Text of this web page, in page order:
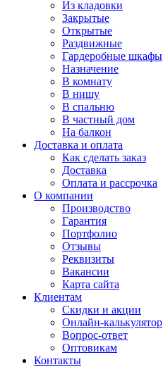
Из кладовки
Закрытые
Открытые
Раздвижные
Гардеробные шкафы
Назначение
В комнату
В нишу
В спальню
В частный дом
На балкон
Доставка и оплата
Как сделать заказ
Доставка
Оплата и рассрочка
О компании
Производство
Гарантия
Портфолио
Отзывы
Реквизиты
Вакансии
Карта сайта
Клиентам
Скидки и акции
Онлайн-калькулятор
Вопрос-ответ
Оптовикам
Контакты